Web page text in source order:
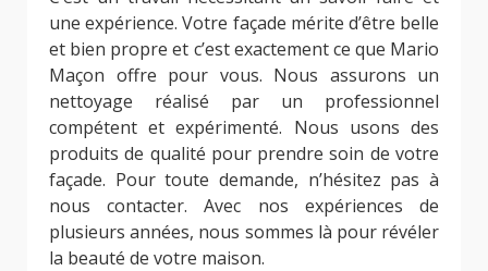
une expérience. Votre façade mérite d’être belle
et bien propre et c’est exactement ce que Mario
Maçon offre pour vous. Nous assurons un
nettoyage réalisé par un professionnel
compétent et expérimenté. Nous usons des
produits de qualité pour prendre soin de votre
façade. Pour toute demande, n’hésitez pas à
nous contacter. Avec nos expériences de
plusieurs années, nous sommes là pour révéler
la beauté de votre maison.